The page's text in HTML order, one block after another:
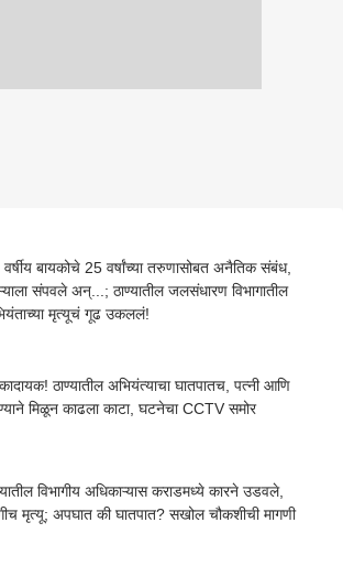
बायकोचे 25 वर्षांच्या तरुणासोबत अनैतिक संबंध,
संपवले अन्...; ठाण्यातील जलसंधारण विभागातील
मृत्यूचं गूढ उकललं!
ठाण्यातील अभियंत्याचा घातपातच, पत्नी आणि
मिळून काढला काटा, घटनेचा CCTV समोर
विभागीय अधिकाऱ्यास कराडमध्ये कारने उडवले,
मृत्यू; अपघात की घातपात? सखोल चौकशीची मागणी